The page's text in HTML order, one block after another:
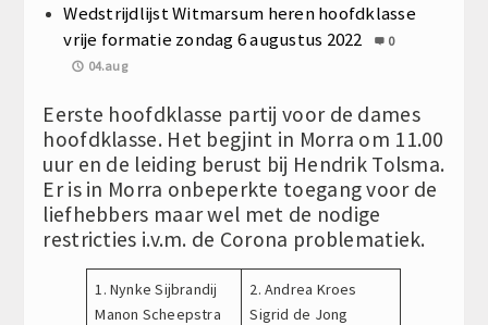
Wedstrijdlijst Witmarsum heren hoofdklasse
vrije formatie zondag 6 augustus 2022
0
04.aug
Eerste hoofdklasse partij voor de dames
hoofdklasse. Het begjint in Morra om 11.00
uur en de leiding berust bij Hendrik Tolsma.
Er is in Morra onbeperkte toegang voor de
liefhebbers maar wel met de nodige
restricties i.v.m. de Corona problematiek.
1. Nynke Sijbrandij
Manon Scheepstra
2. Andrea Kroes
Sigrid de Jong